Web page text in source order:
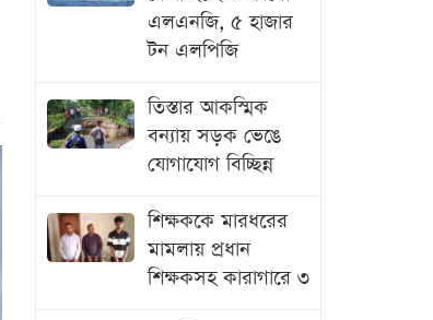
এলএনজি, ৫ হাজার
টন এলপিজি
তিস্তার আকস্মিক
বন্যায় সড়ক ভেঙে
যোগাযোগ বিচ্ছিন্ন
শিক্ষককে মারধরের
মামলায় প্রধান
শিক্ষকসহ কারাগারে ৩